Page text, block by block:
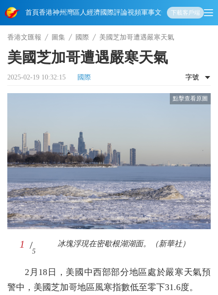
首頁香港神州 灣區人經濟國際評論視頻軍事文化 娛樂生活教育體
下載客戶端
香港文匯報 圖集 國際 美國芝加哥遭遇嚴寒天氣
美國芝加哥遭遇嚴寒天氣
2025-02-19 10:32:15 國際 字號
1 /
5
冰塊浮現在密歇根湖湖面。（新華社）
2月18日，美國中西部部分地區處於嚴寒天氣預
警中，美國芝加哥地區風寒指數低至零下31.6度。
2 /
5
街頭的積雪凍成硬塊。（新華社）
3 /
5
包裹嚴實的人們走在街頭。（新華社）
4 /
5
冰塊掛在一個碼頭的欄杆上。（新華社）
5 /
5
一塊告示牌提醒路人警惕屋頂落冰。（新華